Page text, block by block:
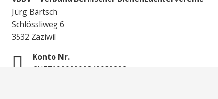
Jürg Bärtsch
Schlössliweg 6
3532 Zäziwil
Konto Nr.
CH5709000000340030292